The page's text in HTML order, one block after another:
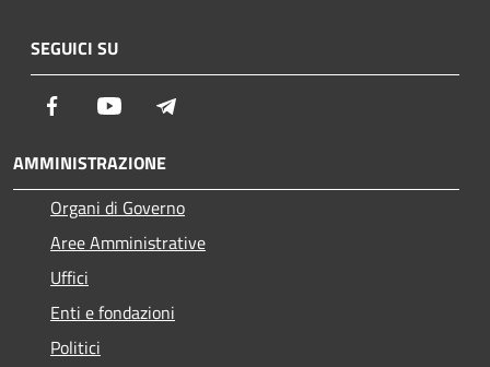
SEGUICI SU
Facebook Youtube
AMMINISTRAZIONE
Organi di Governo
Aree Amministrative
Uffici
Enti e fondazioni
Politici